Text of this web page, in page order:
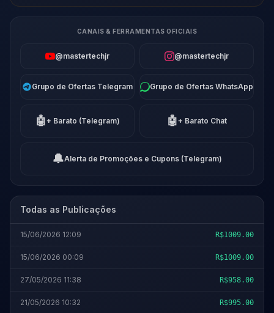
CANAIS & FERRAMENTAS OFICIAIS
@mastertechjr @mastertechjr
Grupo de Ofertas Telegram Grupo de Ofertas WhatsApp
🤖+ Barato (Telegram) 🤖+ Barato Chat
🔔Alerta de Promoções e Cupons (Telegram)
Todas as Publicações
15/06/2026 12:09 R$1009.00
15/06/2026 00:09 R$1009.00
27/05/2026 11:38 R$958.00
21/05/2026 10:32 R$995.00